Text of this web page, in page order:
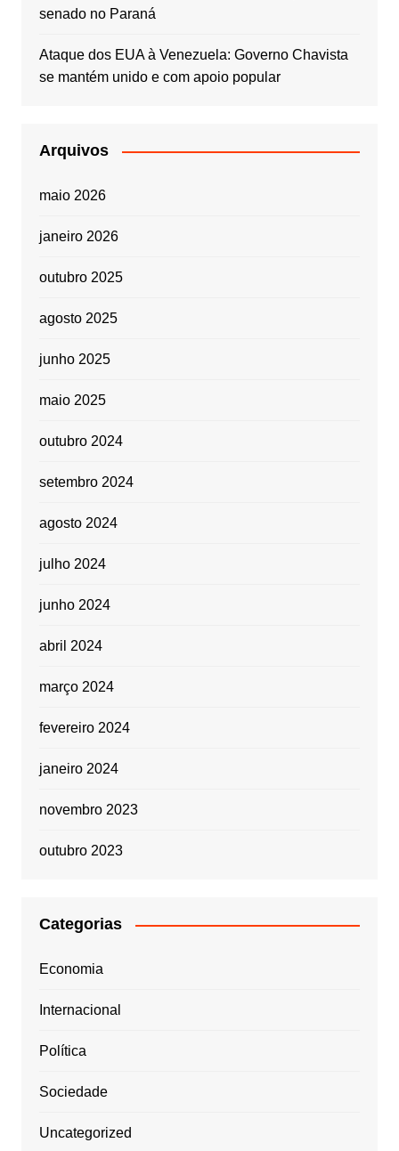
senado no Paraná
Ataque dos EUA à Venezuela: Governo Chavista
se mantém unido e com apoio popular
Arquivos
maio 2026
janeiro 2026
outubro 2025
agosto 2025
junho 2025
maio 2025
outubro 2024
setembro 2024
agosto 2024
julho 2024
junho 2024
abril 2024
março 2024
fevereiro 2024
janeiro 2024
novembro 2023
outubro 2023
Categorias
Economia
Internacional
Política
Sociedade
Uncategorized